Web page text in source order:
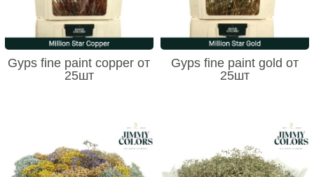
Gyps fine paint copper от
25шт
Gyps fine paint gold от
25шт